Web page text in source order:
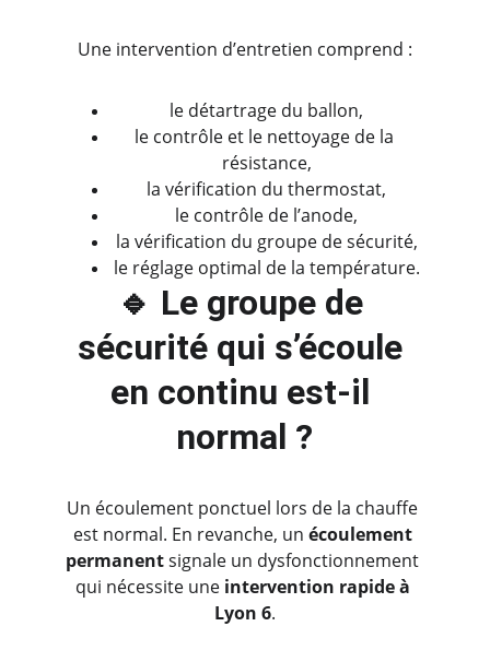
Une intervention d’entretien comprend :
le détartrage du ballon,
le contrôle et le nettoyage de la
résistance,
la vérification du thermostat,
le contrôle de l’anode,
la vérification du groupe de sécurité,
le réglage optimal de la température.
🔹 Le groupe de
sécurité qui s’écoule
en continu est-il
normal ?
Un écoulement ponctuel lors de la chauffe
est normal. En revanche, un écoulement
permanent signale un dysfonctionnement
qui nécessite une intervention rapide à
Lyon 6.